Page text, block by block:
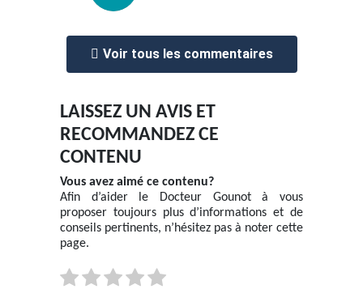
Voir tous les commentaires
LAISSEZ UN AVIS ET
RECOMMANDEZ CE
CONTENU
Vous avez aimé ce contenu?
Afin d’aider le Docteur Gounot à vous
proposer toujours plus d’informations et de
conseils pertinents, n’hésitez pas à noter cette
page.